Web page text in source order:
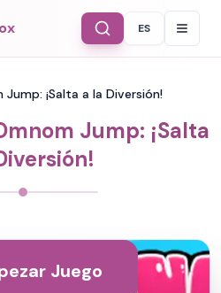
Select
ES
¡Salta a la Diversión!
Jump: ¡Salta
Juego